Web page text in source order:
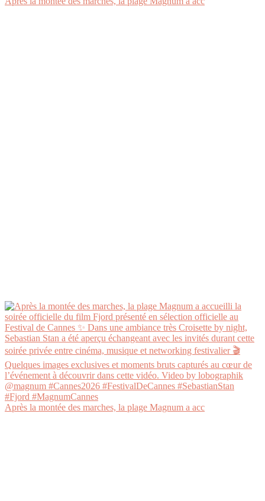
Après la montée des marches, la plage Magnum a acc